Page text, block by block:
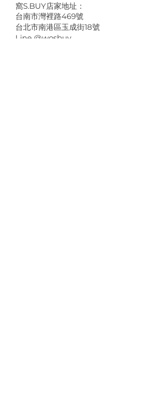
​窩S.BUY店家地址：
台南市灣裡路469號
台北市南港區玉成街18號
Line @wosbuy